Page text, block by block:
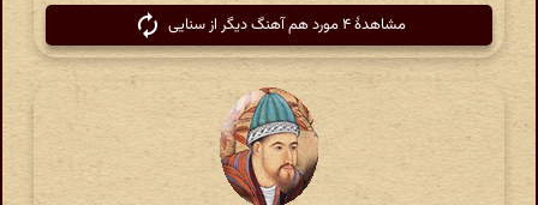
مشاهدهٔ ۴ مورد هم آهنگ دیگر از سنایی